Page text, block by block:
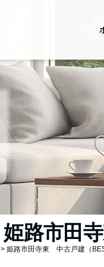
姫路市田
> 姫路市田寺東 中古戸建（